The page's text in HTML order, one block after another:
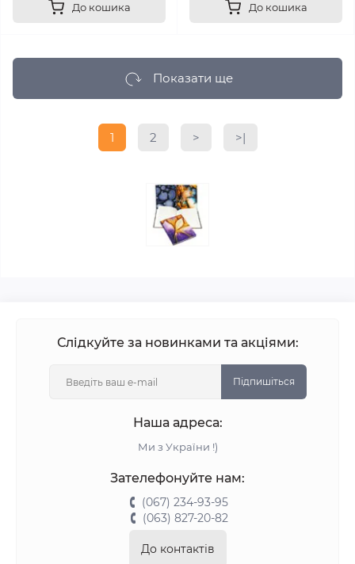
До кошика До кошика
Показати ще
1 2 > >|
Слідкуйте за новинками та акціями:
Підпишіться
Наша адреса:
Ми з України !)
Зателефонуйте нам:
(067) 234-93-95
(063) 827-20-82
До контактів